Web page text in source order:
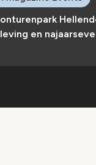
en